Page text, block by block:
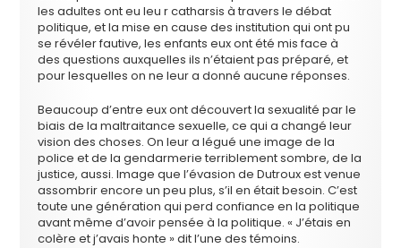
les adultes ont eu leu r catharsis à travers le débat
politique, et la mise en cause des institution qui ont pu
se révéler fautive, les enfants eux ont été mis face à
des questions auxquelles ils n’étaient pas préparé, et
pour lesquelles on ne leur a donné aucune réponses.
Beaucoup d’entre eux ont découvert la sexualité par le
biais de la maltraitance sexuelle, ce qui a changé leur
vision des choses. On leur a légué une image de la
police et de la gendarmerie terriblement sombre, de la
justice, aussi. Image que l’évasion de Dutroux est venue
assombrir encore un peu plus, s’il en était besoin. C’est
toute une génération qui perd confiance en la politique
avant même d’avoir pensée à la politique. « J’étais en
colère et j’avais honte » dit l’une des témoins.